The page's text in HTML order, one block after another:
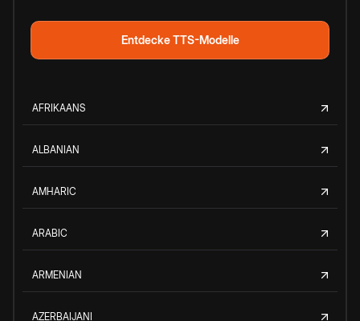
Entdecke TTS-Modelle
AFRIKAANS
ALBANIAN
AMHARIC
ARABIC
ARMENIAN
AZERBAIJANI